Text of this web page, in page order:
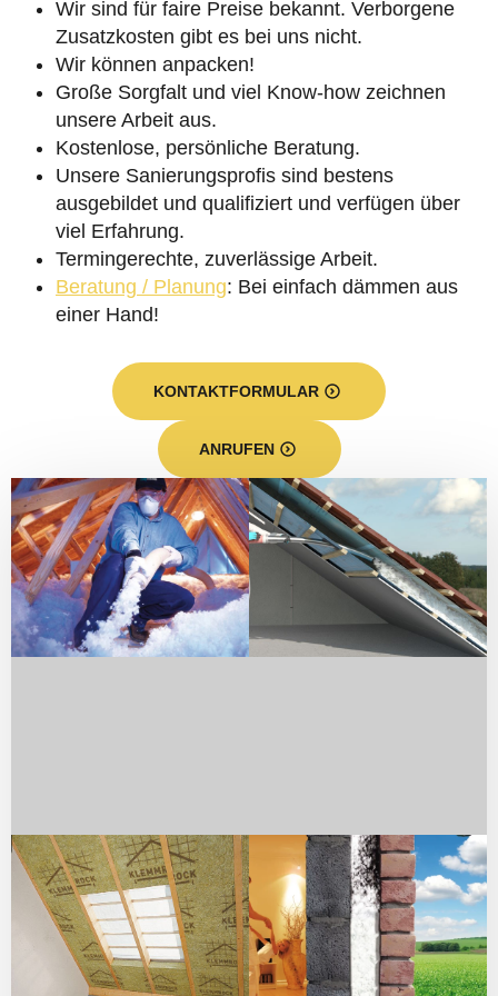
Wir sind für faire Preise bekannt. Verborgene
Zusatzkosten gibt es bei uns nicht.
Wir können anpacken!
Große Sorgfalt und viel Know-how zeichnen
unsere Arbeit aus.
Kostenlose, persönliche Beratung.
Unsere Sanierungsprofis sind bestens
ausgebildet und qualifiziert und verfügen über
viel Erfahrung.
Termingerechte, zuverlässige Arbeit.
Beratung / Planung: Bei einfach dämmen aus
einer Hand!
KONTAKTFORMULAR
ANRUFEN